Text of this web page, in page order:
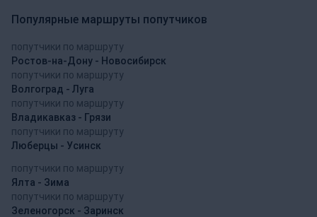
Популярные маршруты попутчиков
попутчики по маршруту
Ростов-на-Дону - Новосибирск
попутчики по маршруту
Волгоград - Луга
попутчики по маршруту
Владикавказ - Грязи
попутчики по маршруту
Люберцы - Усинск
попутчики по маршруту
Ялта - Зима
попутчики по маршруту
Зеленогорск - Заринск